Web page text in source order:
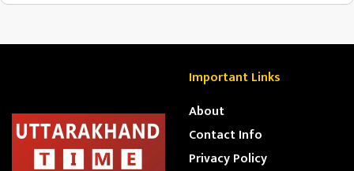
Important Links
About
Contact Info
Privacy Policy